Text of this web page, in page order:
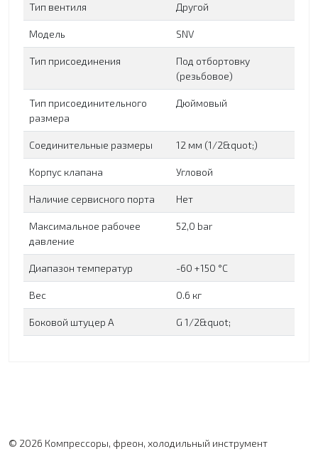
Тип вентиля Другой
Модель SNV
Тип присоединения
Под отбортовку
(резьбовое)
Тип присоединительного
размера
Дюймовый
Соединительные размеры 12 мм (1/2&quot;)
Корпус клапана Угловой
Наличие сервисного порта Нет
Максимальное рабочее
давление
52,0 bar
Диапазон температур -60 +150 °C
Вес 0.6 кг
Боковой штуцер А G 1/2&quot;
© 2026 Компрессоры, фреон, холодильный инструмент